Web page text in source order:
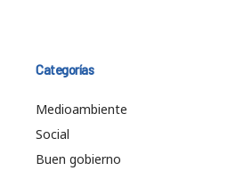
Categorías
Medioambiente
Social
Buen gobierno